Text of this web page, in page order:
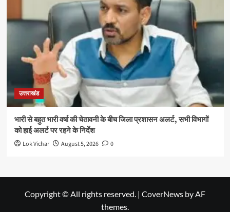
उत्तराखंड
भारी से बहुत भारी वर्षा की चेतावनी के बीच जिला प्रशासन अलर्ट, सभी विभागों
को हाई अलर्ट पर रहने के निर्देश
Lok Vichar August 5, 2026 0
Copyright © All rights reserved. | CoverNews by AF
themes.